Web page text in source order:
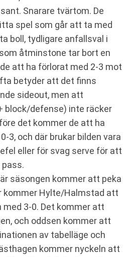
Snarare tvärtom. De
spel som går att ta med
boll, tydligare anfallsval i
åtminstone tar bort en
att ha förlorat med 2-3 mot
betyder att det finns
sideout, men att
block/defense) inte räcker
det kommer de att ha
3, och där brukar bilden vara
eller för svag serve för att
säsongen kommer att peka
kommer Hylte/Halmstad att
med 3-0. Det kommer att
och oddsen kommer att
av tabelläge och
kommer nyckeln att